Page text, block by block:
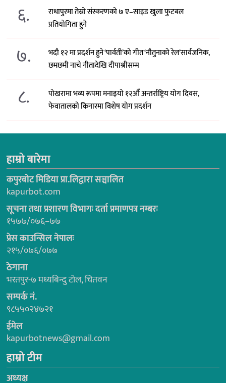
६.
राधापुरमा तेस्रो संस्करणको ७ ए–साइड खुला फुटबल
प्रतियोगिता हुने
७.
भदौ १२ मा प्रदर्शन हुने ‘पार्वती’को गीत ‘नौतुनाको रेल’सार्वजनिक,
छमछमी नाचे नीतादेखि दीपाश्रीसम्म
८.
पोखरामा भव्य रूपमा मनाइयो १२औँ अन्तर्राष्ट्रिय योग दिवस,
फेवातालको किनारमा विशेष योग प्रदर्शन
हाम्रो बारेमा
कपुरबोट मिडिया प्रा.लिद्वारा सञ्चालित
kapurbot.com
सूचना तथा प्रशारण विभागः दर्ता प्रमाणपत्र नम्बरः
१५७७/०७६–७७
प्रेस काउन्सिल नेपालः
२१५/०७६/०७७
ठेगाना
भरतपुर-७ मध्यबिन्दु टोल, चितवन
सम्पर्क नं.
९८५५०२४७२१
ईमेल
kapurbotnews@gmail.com
हाम्रो टीम
अध्यक्ष